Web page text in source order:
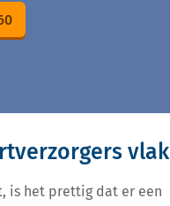
is het prettig dat er een